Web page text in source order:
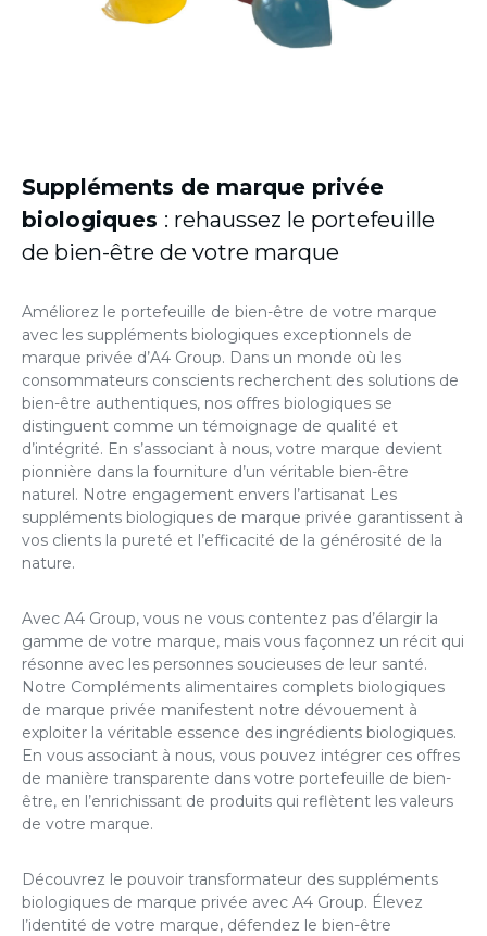
Suppléments de marque privée
biologiques : rehaussez le portefeuille
de bien-être de votre marque
Améliorez le portefeuille de bien-être de votre marque
avec les suppléments biologiques exceptionnels de
marque privée d’A4 Group. Dans un monde où les
consommateurs conscients recherchent des solutions de
bien-être authentiques, nos offres biologiques se
distinguent comme un témoignage de qualité et
d’intégrité. En s’associant à nous, votre marque devient
pionnière dans la fourniture d’un véritable bien-être
naturel. Notre engagement envers l’artisanat Les
suppléments biologiques de marque privée garantissent à
vos clients la pureté et l’efficacité de la générosité de la
nature.
Avec A4 Group, vous ne vous contentez pas d’élargir la
gamme de votre marque, mais vous façonnez un récit qui
résonne avec les personnes soucieuses de leur santé.
Notre Compléments alimentaires complets biologiques
de marque privée manifestent notre dévouement à
exploiter la véritable essence des ingrédients biologiques.
En vous associant à nous, vous pouvez intégrer ces offres
de manière transparente dans votre portefeuille de bien-
être, en l’enrichissant de produits qui reflètent les valeurs
de votre marque.
Découvrez le pouvoir transformateur des suppléments
biologiques de marque privée avec A4 Group. Élevez
l’identité de votre marque, défendez le bien-être